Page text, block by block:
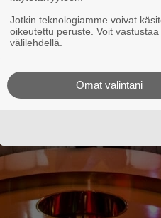
Jotkin teknologiamme voivat
oikeutettu peruste. Voit
välilehdellä.
Omat valintani